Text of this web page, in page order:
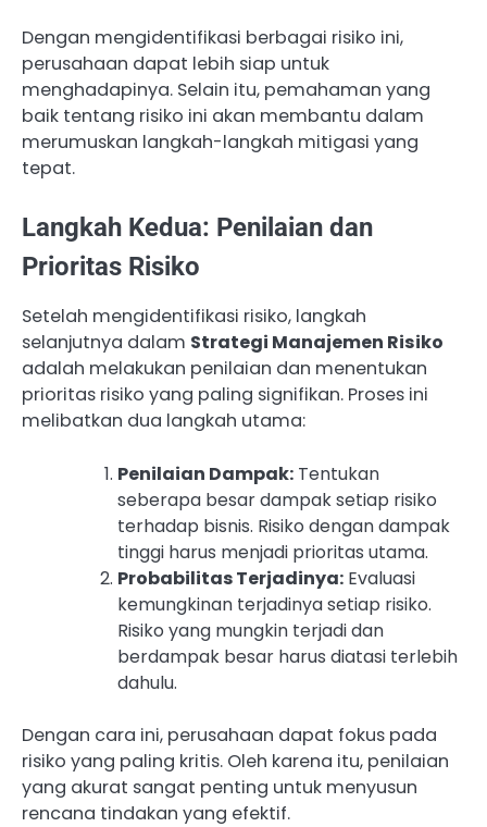
Dengan mengidentifikasi berbagai risiko ini,
perusahaan dapat lebih siap untuk
menghadapinya. Selain itu, pemahaman yang
baik tentang risiko ini akan membantu dalam
merumuskan langkah-langkah mitigasi yang
tepat.
Langkah Kedua: Penilaian dan
Prioritas Risiko
Setelah mengidentifikasi risiko, langkah
selanjutnya dalam Strategi Manajemen Risiko
adalah melakukan penilaian dan menentukan
prioritas risiko yang paling signifikan. Proses ini
melibatkan dua langkah utama:
Penilaian Dampak: Tentukan
seberapa besar dampak setiap risiko
terhadap bisnis. Risiko dengan dampak
tinggi harus menjadi prioritas utama.
Probabilitas Terjadinya: Evaluasi
kemungkinan terjadinya setiap risiko.
Risiko yang mungkin terjadi dan
berdampak besar harus diatasi terlebih
dahulu.
Dengan cara ini, perusahaan dapat fokus pada
risiko yang paling kritis. Oleh karena itu, penilaian
yang akurat sangat penting untuk menyusun
rencana tindakan yang efektif.